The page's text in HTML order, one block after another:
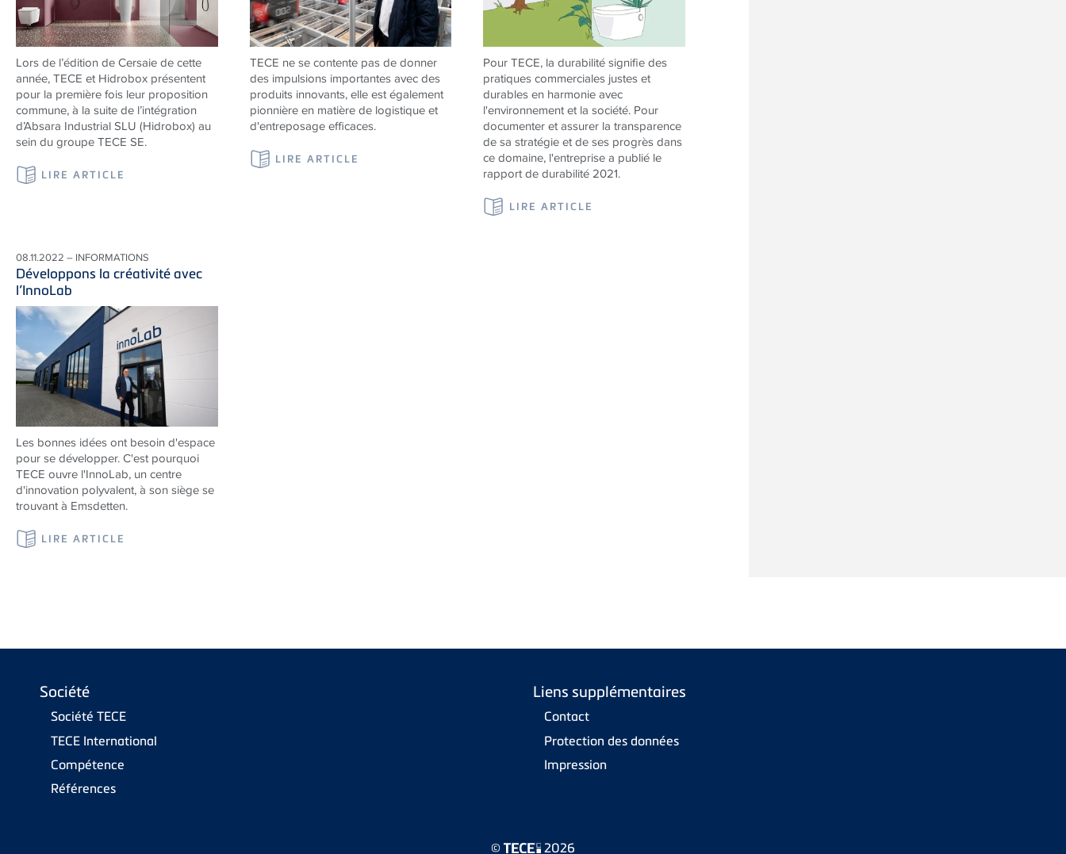
Lors de l’édition de Cersaie de cette
année, TECE et Hidrobox présentent
pour la première fois leur proposition
commune, à la suite de l’intégration
d’Absara Industrial SLU (Hidrobox) au
sein du groupe TECE SE.
LIRE ARTICLE
TECE ne se contente pas de donner
des impulsions importantes avec des
produits innovants, elle est également
pionnière en matière de logistique et
d'entreposage efficaces.
LIRE ARTICLE
PourTECE, la durabilité signifie des
pratiques commerciales justes et
durables en harmonie avec
l'environnement et la société. Pour
documenter et assurer la transparence
de sa stratégie et de ses progrès dans
ce domaine, l'entreprise a publié le
rapport de durabilité 2021.
LIRE ARTICLE
08.11.2022 – INFORMATIONS
Développons la créativité avec
l’InnoLab
Les bonnes idées ont besoin d'espace
pour se développer. C'est pourquoi
TECE ouvre l'InnoLab, un centre
d'innovation polyvalent, à son siège se
trouvant à Emsdetten.
LIRE ARTICLE
Société
Société TECE
TECE International
Compétence
Références
Liens supplémentaires
Contact
Protection des données
Impression
© 2026